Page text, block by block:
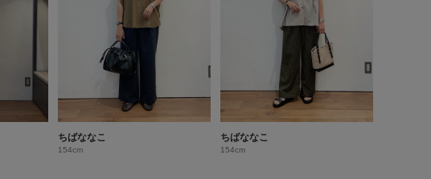
ちばななこ
154cm
ちばななこ
154cm